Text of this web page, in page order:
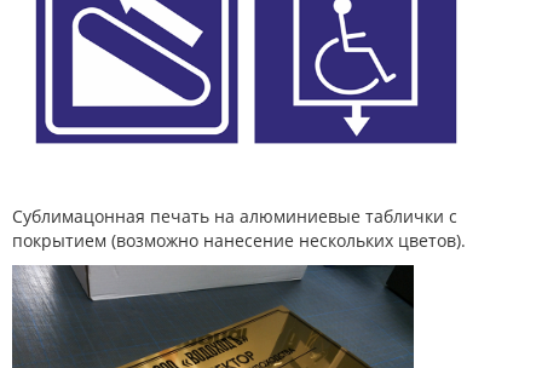
Сублимацонная печать на алюминиевые таблички с
покрытием (возможно нанесение нескольких цветов).